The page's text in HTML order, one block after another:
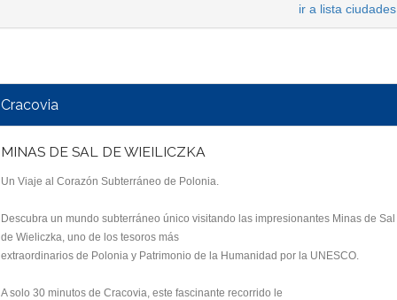
ir a lista ciudades
Cracovia
MINAS DE SAL DE WIEILICZKA
Un Viaje al Corazón Subterráneo de Polonia.
Descubra un mundo subterráneo único visitando las impresionantes Minas de Sal
de Wieliczka, uno de los tesoros más
extraordinarios de Polonia y Patrimonio de la Humanidad por la UNESCO.
A solo 30 minutos de Cracovia, este fascinante recorrido le